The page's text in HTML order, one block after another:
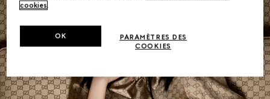
cookies.
PARAMÈTRES DES
COOKIES
OK